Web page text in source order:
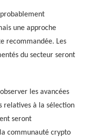
une approche
recommandée. Les
du secteur seront
les avancées
relatives à la sélection
seront
communauté crypto